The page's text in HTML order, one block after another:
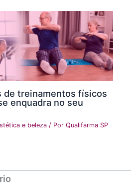
de treinamentos físicos
enquadra no seu
e beleza / PorQualifarma SP